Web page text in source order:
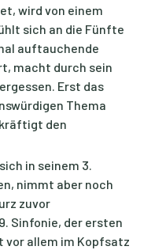
wird von einem
sich an die Fünfte
auftauchende
macht durch sein
Erst das
Thema
den
in seinem 3.
nimmt aber noch
zuvor
Sinfonie, der ersten
vor allem im Kopfsatz